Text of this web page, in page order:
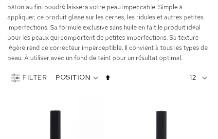
bâton au fini poudré laissera votre peau impeccable. Simple à
appliquer, ce produit glisse sur les cernes, les ridules et autres petites
imperfections. Sa formule exclusive sans huile en fait le produit idéal
pour les peaux qui comportent de petites imperfections. Sa texture
légère rend ce correcteur imperceptible. Il convient à tous les types de
peau. À utiliser avec un fond de teint pour un résultat optimal.
FILTER
Par